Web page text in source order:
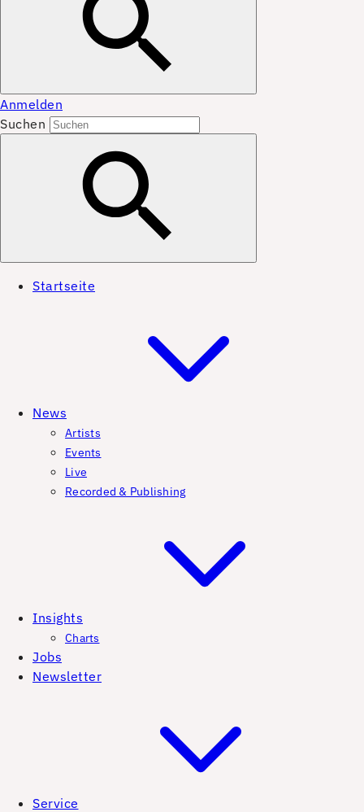
Anmelden
Suchen
Startseite
News
Artists
Events
Live
Recorded & Publishing
Insights
Charts
Jobs
Newsletter
Service